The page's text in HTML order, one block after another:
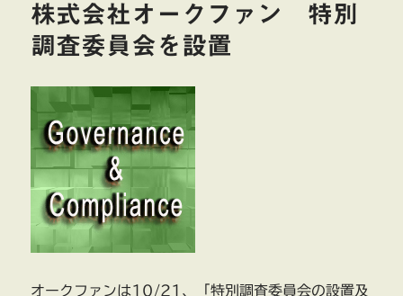
株式会社オークファン 特別
調査委員会を設置
オークファンは10/21、「特別調査委員会の設置及